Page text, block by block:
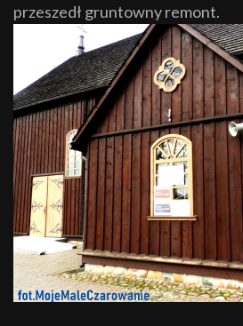
przeszedł gruntowny remont.